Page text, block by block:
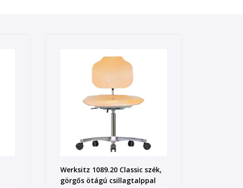
Werksitz 1089.20 Classic szék,
görgős ötágú csillagtalppal